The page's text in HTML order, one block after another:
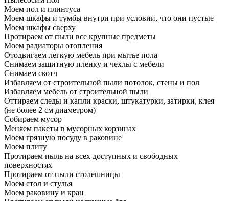
Моем пол и плинтуса
Моем шкафы и тумбы внутри при условии, что они пустые
Моем шкафы сверху
Протираем от пыли все крупные предметы
Моем радиаторы отопления
Отодвигаем легкую мебель при мытье пола
Снимаем защитную пленку и чехлы с мебели
Снимаем скотч
Избавляем от строительной пыли потолок, стены и пол
Избавляем мебель от строительной пыли
Оттираем следы и капли краски, штукатурки, затирки, клея
(не более 2 см диаметром)
Собираем мусор
Меняем пакеты в мусорных корзинах
Моем грязную посуду в раковине
Моем плиту
Протираем пыль на всех доступных и свободных
поверхностях
Протираем от пыли столешницы
Моем стол и стулья
Моем раковину и кран